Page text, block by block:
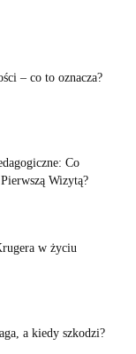
– co to oznacza?
Co
Wizytą?
w życiu
a kiedy szkodzi?